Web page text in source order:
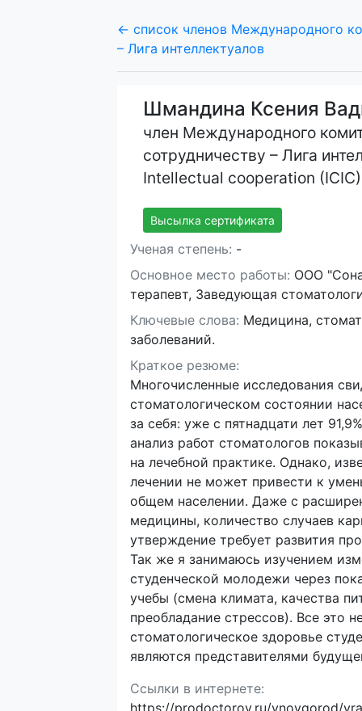
← список членов Международного
– Лига интеллектуалов
Шмандина Ксения
член Международного
сотрудничеству – Лига
Intellectual cooperation (ICIC)
Высылка сертификата
Ученая степень: -
Основное место работы: ООО
терапевт, Заведующая
Ключевые слова: Медицина,
заболеваний.
Краткое резюме:
Многочисленные исследования
стоматологическом состоянии
за себя: уже с пятнадцати лет
анализ работ стоматологов
на лечебной практике. Однако,
лечении не может привести к
общем населении. Даже с
медицины, количество случаев
утверждение требует развития
Так же я занимаюсь изучением
студенческой молодежи через
учебы (смена климата, качества
преобладание стрессов). Все это
стоматологическое здоровье
являются представителями
Ссылки в интернете:
https://prodoctorov.ru/vnovgorod/